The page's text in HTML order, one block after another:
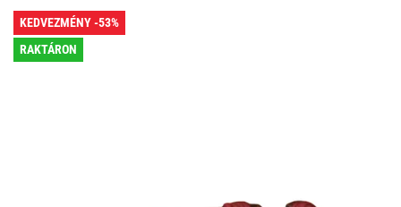
KEDVEZMÉNY -53%
RAKTÁRON